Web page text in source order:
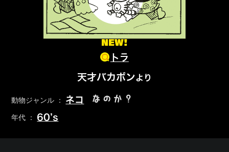
NEW!
トラ
天才バカボンより
動物ジャンル ： ネコ なのか？
年代 ： 60’s